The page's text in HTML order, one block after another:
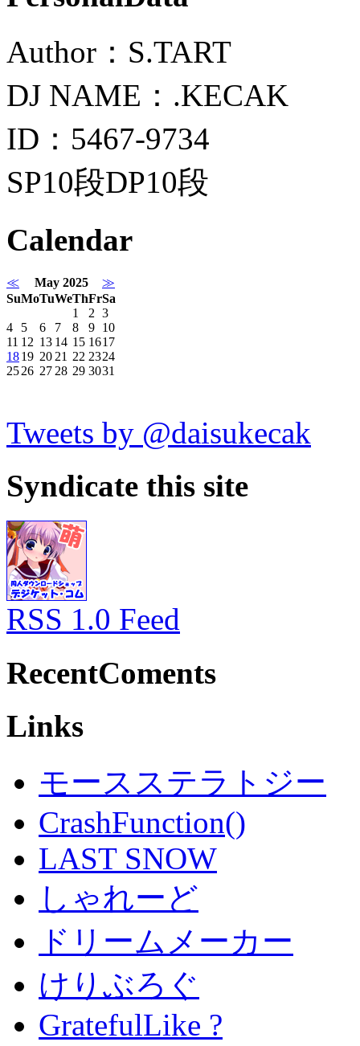
Author：S.TART
DJ NAME：.KECAK
ID：5467-9734
SP10段DP10段
Calendar
≪ May 2025
≫
SuMoTuWeThFrSa
1
2 3
4
5 6 7 8 9 10
11 12 13 14 15 1617
1819 20 21 22 2324
2526 27 28 29 3031
Tweets by @daisukecak
Syndicate this site
RSS 1.0 Feed
RecentComents
Links
モースステラトジー
CrashFunction()
LAST SNOW
しゃれーど
ドリームメーカー
けりぶろぐ
GratefulLike ?